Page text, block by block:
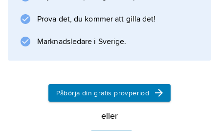
Havoffer
(1961) blev en kritikerframgång för den då
delvis glömda lyrikern; här gavs mer utrymme
Information om artikeln
Prova det, du kommer att gilla det!
Marknadsledare i Sverige.
Påbörja din gratis provperiod
eller